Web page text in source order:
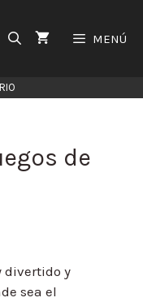
MENÚ
de
divertido y
sea el